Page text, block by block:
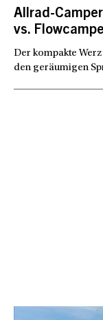
Allrad-
vs.
Der kompakte
den geräumigen